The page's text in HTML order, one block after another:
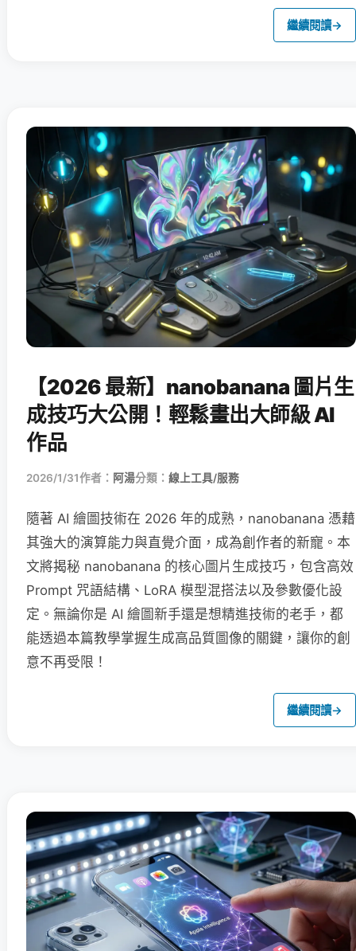
繼續閱讀→
【2026 最新】nanobanana 圖片生
成技巧大公開！輕鬆畫出大師級 AI
作品
2026/1/31作者： 阿湯分類： 線上工具/服務
隨著 AI 繪圖技術在 2026 年的成熟，nanobanana 憑藉
其強大的演算能力與直覺介面，成為創作者的新寵。本
文將揭秘 nanobanana 的核心圖片生成技巧，包含高效
Prompt 咒語結構、LoRA 模型混搭法以及參數優化設
定。無論你是 AI 繪圖新手還是想精進技術的老手，都
能透過本篇教學掌握生成高品質圖像的關鍵，讓你的創
意不再受限！
繼續閱讀→